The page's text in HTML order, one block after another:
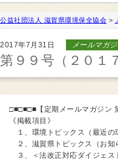
概要と沿革
組織図・役員紹介
情報公開
コンプライアンス
コンプライアンス支援
地域連携事業
環境負荷低減活動支援
環境経営の支援
事業サポート
水処理分科会
滋賀環境管理アドバイザー
派遣事業
水質
大気
土壌汚染
産業廃棄物
騒音・振動・悪臭防止
省エネルギー
ISO14001
その他
滋賀県条例関係
有機物分解装置
自動手洗い乾燥装置
新クリラック処理
会員一覧
入会案内
会員の特典
公益社団法人 滋賀県環境保全協会 >
2017年7月31日 メールマガ
第９９号（２０１
□■□■□■【定期メールマガジン
《掲載項目》
１、環境トピックス（最近
２、滋賀県トピックス（
３、＜法改正対応ダイジェス